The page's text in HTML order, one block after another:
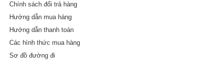
Chính sách đổi trả hàng
Hướng dẫn mua hàng
Hướng dẫn thanh toán
Các hình thức mua hàng
Sơ đồ đường đi